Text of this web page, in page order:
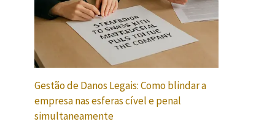
Gestão de Danos Legais: Como blindar a
empresa nas esferas cível e penal
simultaneamente